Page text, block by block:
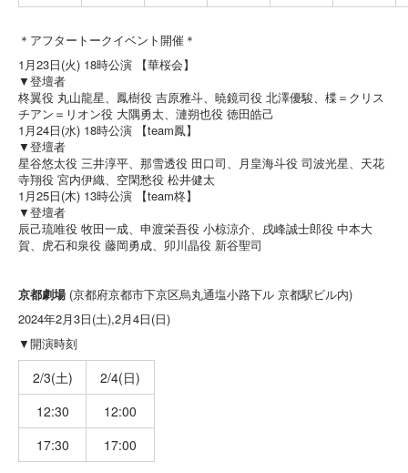
＊アフタートークイベント開催＊
1月23日(火) 18時公演 【華桜会】
▼登壇者
柊翼役 丸山龍星、鳳樹役 吉原雅斗、暁鏡司役 北澤優駿、楪＝クリス
チアン＝リオン役 大隅勇太、漣朔也役 徳田皓己
1月24日(水) 18時公演 【team鳳】
▼登壇者
星谷悠太役 三井淳平、那雪透役 田口司、月皇海斗役 司波光星、天花
寺翔役 宮内伊織、空閑愁役 松井健太
1月25日(木) 13時公演 【team柊】
▼登壇者
辰己琉唯役 牧田一成、申渡栄吾役 小椋涼介、戌峰誠士郎役 中本大
賀、虎石和泉役 藤岡勇成、卯川晶役 新谷聖司
京都劇場(京都府京都市下京区烏丸通塩小路下ル 京都駅ビル内)
2024年2月3日(土),2月4日(日)
▼開演時刻
2/3(土)
2/4(日)
12:30
12:00
17:30
17:00